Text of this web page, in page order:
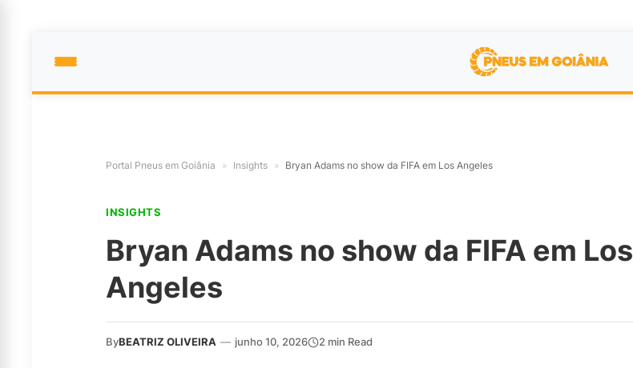
Portal Pneus em Goiânia » Insights » Bryan Adams no show da FIFA em Los Angeles
INSIGHTS
Bryan Adams no show da FIFA em Los
Angeles
ByBEATRIZ OLIVEIRA — junho 10, 2026 2 min Read